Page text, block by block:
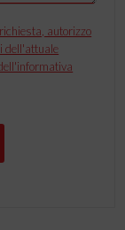
autorizzo
dell'attuale